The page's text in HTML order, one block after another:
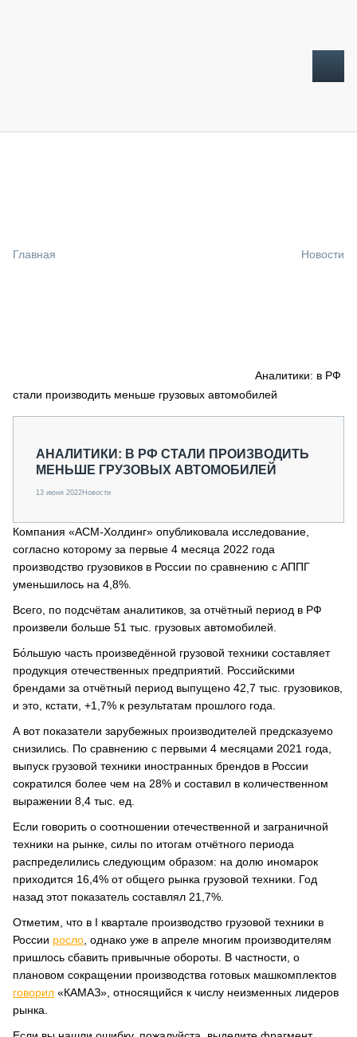
СПЕЦПРОЕКТЫ
О ПРОЕКТЕ
Главная Новости
Аналитики: в РФ
стали производить меньше грузовых автомобилей
АНАЛИТИКИ: В РФ СТАЛИ ПРОИЗВОДИТЬ
МЕНЬШЕ ГРУЗОВЫХ АВТОМОБИЛЕЙ
13 июня 2022Новости
Компания «АСМ-Холдинг» опубликовала исследование,
согласно которому за первые 4 месяца 2022 года
производство грузовиков в России по сравнению с АППГ
уменьшилось на 4,8%.
Всего, по подсчётам аналитиков, за отчётный период в РФ
произвели больше 51 тыс. грузовых автомобилей.
Бо́льшую часть произведённой грузовой техники составляет
продукция отечественных предприятий. Российскими
брендами за отчётный период выпущено 42,7 тыс. грузовиков,
и это, кстати, +1,7% к результатам прошлого года.
А вот показатели зарубежных производителей предсказуемо
снизились. По сравнению с первыми 4 месяцами 2021 года,
выпуск грузовой техники иностранных брендов в России
сократился более чем на 28% и составил в количественном
выражении 8,4 тыс. ед.
Если говорить о соотношении отечественной и заграничной
техники на рынке, силы по итогам отчётного периода
распределились следующим образом: на долю иномарок
приходится 16,4% от общего рынка грузовой техники. Год
назад этот показатель составлял 21,7%.
Отметим, что в I квартале производство грузовой техники в
России росло , однако уже в апреле многим производителям
пришлось сбавить привычные обороты. В частности, о
плановом сокращении производства готовых машкомплектов
говорил «КАМАЗ», относящийся к числу неизменных лидеров
рынка.